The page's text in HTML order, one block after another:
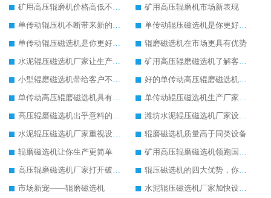
矿用高压辊磨机价格高低不同的原因
矿用高压辊磨机市场新表现
单传动辊压机不断带来新的发展活力
单传动辊压磁选机是你更好的选择
单传动辊压磁选机是你更好的选择
辊磨磁选机在市场更具有优势
水泥辊压磁选机厂家让生产更方便
矿用高压辊磨磁选机了解客户的基本需求
小型辊磨磁选机带给客户不一样的体验
好的单传动高压辊磨磁选机设备
单传动高压辊磨磁选机具有较高的稳定性
单传动辊压磁选机生产厂家让客户满意
高压辊磨磁选机出乎意料的好用
潍坊水泥辊压磁选机厂家设备质量领先一步
水泥辊压磁选机厂家重视设备生产
辊磨磁选机质量高于同类设备
辊磨磁选机让你生产更简单
矿用高压辊磨磁选机领跑国内市场
高压辊磨磁选机厂家打开破碎市场新模式
辊压磁选机的四大优势，你了解吗
市场新宠——辊磨磁选机
水泥辊压磁选机厂家加快设备更新换代速度